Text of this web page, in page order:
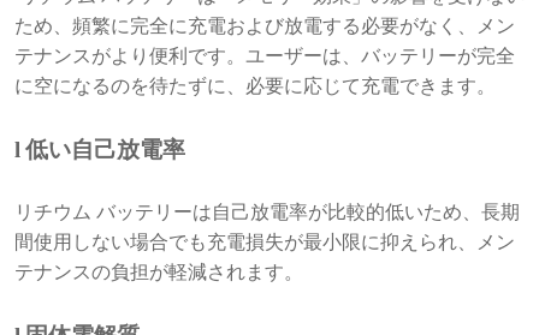
ため、頻繁に完全に充電および放電する必要がなく、メン
テナンスがより便利です。ユーザーは、バッテリーが完全
に空になるのを待たずに、必要に応じて充電できます。
l 低い自己放電率
リチウム バッテリーは自己放電率が比較的低いため、長期
間使用しない場合でも充電損失が最小限に抑えられ、メン
テナンスの負担が軽減されます。